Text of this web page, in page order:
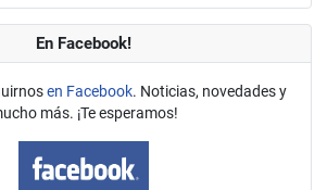
En Facebook!
en Facebook. Noticias, novedades y
más. ¡Te esperamos!